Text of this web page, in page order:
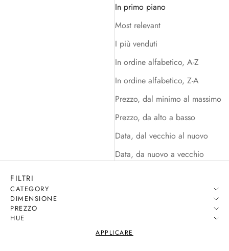
In primo piano
Most relevant
I più venduti
In ordine alfabetico, A-Z
In ordine alfabetico, Z-A
Prezzo, dal minimo al massimo
Prezzo, da alto a basso
Data, dal vecchio al nuovo
Data, da nuovo a vecchio
FILTRI
CATEGORY
DIMENSIONE
PREZZO
HUE
APPLICARE